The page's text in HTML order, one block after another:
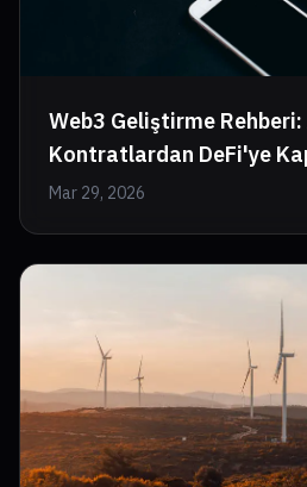
Web3 Geliştirme Rehberi:
Kontratlardan DeFi'ye
Mar 29, 2026